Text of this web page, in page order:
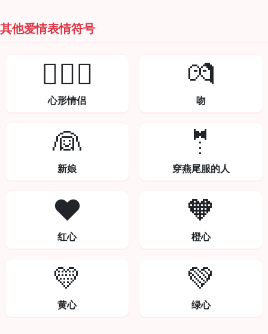
其他爱情表情符号
👩‍❤️‍👨
心形情侣
💏
吻
👰
新娘
🤵
穿燕尾服的人
❤️
红心
🧡
橙心
💛
黄心
💚
绿心